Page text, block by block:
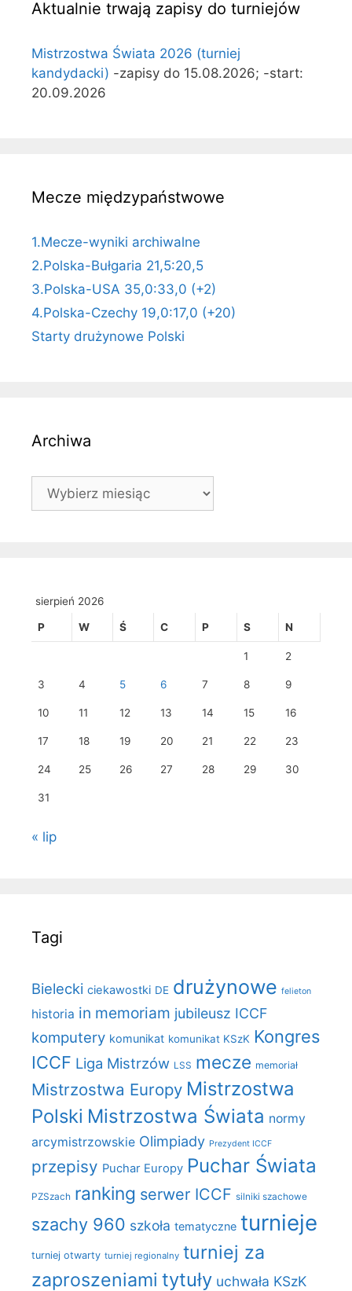
Aktualnie trwają zapisy do turniejów
Mistrzostwa Świata 2026 (turniej
kandydacki) -zapisy do 15.08.2026; -start:
20.09.2026
Mecze międzypaństwowe
1.Mecze-wyniki archiwalne
2.Polska-Bułgaria 21,5:20,5
3.Polska-USA 35,0:33,0 (+2)
4.Polska-Czechy 19,0:17,0 (+20)
Starty drużynowe Polski
Archiwa
Archiwa
sierpień 2026
P W Ś C P S N
1 2
3 4 5 6 7 8 9
10 11 12 13 14 15 16
17 18 19 20 21 22 23
24 25 26 27 28 29 30
31
« lip
Tagi
Bielecki ciekawostki DE drużynowe felieton
historia in memoriam jubileusz ICCF
komputery komunikat komunikat KSzK Kongres
ICCF Liga Mistrzów LSS mecze memoriał
Mistrzostwa Europy Mistrzostwa
Polski Mistrzostwa Świata normy
arcymistrzowskie Olimpiady Prezydent ICCF
przepisy Puchar Europy Puchar Świata
PZSzach ranking serwer ICCF silniki szachowe
szachy 960 szkoła tematyczne turnieje
turniej otwarty turniej regionalny turniej za
zaproszeniami tytuły uchwała KSzK